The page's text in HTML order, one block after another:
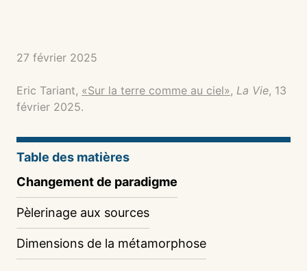
27 février 2025
Eric Tariant, «Sur la terre comme au ciel», La Vie, 13
février 2025.
Table des matières
Changement de paradigme
Pèlerinage aux sources
Dimensions de la métamorphose